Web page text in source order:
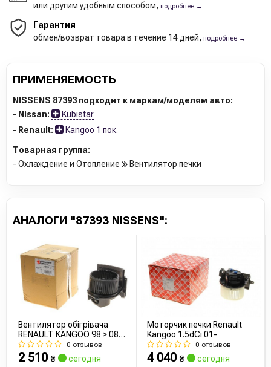
или другим удобным способом, подробнее →
Гарантия
обмен/возврат товара в течение 14 дней, подробнее →
ПРИМЕНЯЕМОСТЬ
NISSENS 87393 подходит к маркам/моделям авто:
- Nissan:
Kubistar
- Renault: Kangoo 1 пок.
Товарная группа:
- Охлаждение и Отопление
Вентилятор печки
АНАЛОГИ "87393 NISSENS":
Вентилятор обігрівача
RENAULT KANGOO 98 > 08
(вир-во Van Wezel)
0 отзывов
2 510 ₴ сегодня
Моторчик печки Renault
Kangoo 1.5dCi 01-
0 отзывов
4 040 ₴ сегодня